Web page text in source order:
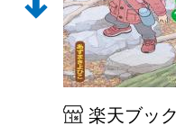
楽天ブッ